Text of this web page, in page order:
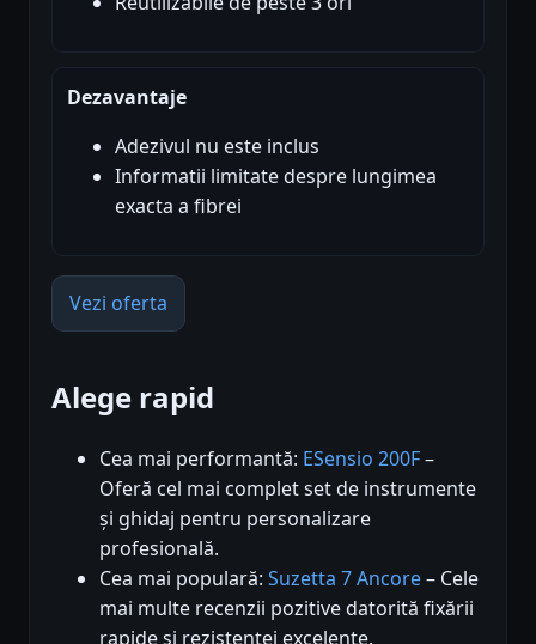
Dezavantaje
Adezivul nu este inclus
Informatii limitate despre lungimea
exacta a fibrei
Vezi oferta
Alege rapid
Cea mai performantă: ESensio 200F–
Oferă cel mai complet set de instrumente
și ghidaj pentru personalizare
profesională.
Cea mai populară: Suzetta 7 Ancore– Cele
mai multe recenzii pozitive datorită fixării
rapide și rezistenței excelente.